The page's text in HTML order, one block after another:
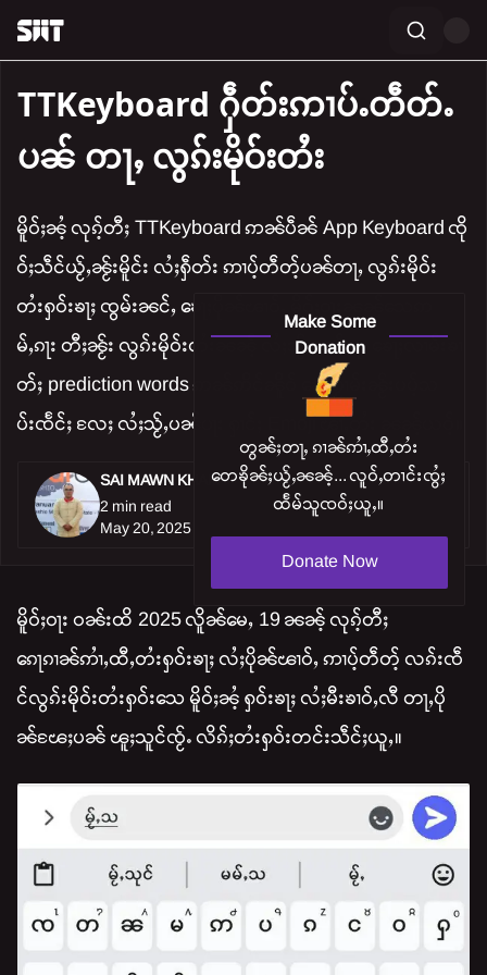
TTKeyboard ႁဵတ်းဢၢပ်ႉတဵတ်ႉ
ပၼ် တႃႇ လွၵ်းမိုဝ်းတႆး
မိူဝ်ႈၼႆႉ လုၵ်ႉတီႈ TTKeyboard ဢၼ်ပဵၼ် App Keyboard ၸို
ဝ်ႈသဵင်ယႂ်ႇၼႂ်းမိူင်း လႆႈႁဵတ်း ဢၢပ်ႉတဵတ်ႉပၼ်တႃႇ လွၵ်းမိုဝ်း
တႆးႁဝ်းၶႃႈ ၸွမ်းၼင်ႇ ၶေႃႈပိုၼ်ၽၢဝ်ႇ မိူဝ်ႈဝႃးၼၼ်ႉသေဢ
မ်ႇၵႃး တီႈၼႂ်း လွၵ်းမိုဝ်းတႆးၼၼ်ႉ လႆႈသႂ်ႇပၼ်ပႃး ၶေႃႈလၢမ်းၶၢ
တ်ႈ prediction words ဢၼ်ဢိင်ၼိူဝ် ၶေႃႈၵႂၢမ်းၼႂ်းပပ်ႉသ
ပ်းၸႅင်ႈ လႄႈ လႆႈသႂ်ႇပၼ်ပႃး ႁၢင်ႈ Emoji ၽၢႆႇတႆး ၼၼ်ႉယဝ်ႉ။
SAI MAWN KHAM
2 min read
May 20, 2025
မိူဝ်ႈဝႃး ဝၼ်းထိ 2025 လိူၼ်မေႇ 19 ၼၼ်ႉ လုၵ်ႉတီႈ
ၵေႃၵၢၼ်ဢၢႆႇထီႇတႆးႁဝ်းၶႃႈ လႆႈပိုၼ်ၽၢဝ်ႇ ဢၢပ်ႉတဵတ်ႉ လၵ်းၸဵ
င်လွၵ်းမိုဝ်းတႆးႁဝ်းသေ မိူဝ်ႈၼႆႉ ႁဝ်းၶႃႈ လႆႈမီးၶၢဝ်ႇလီ တႃႇပို
ၼ်ၽႄႈပၼ် ၽူႈသူင်ၸႂ်ႉ လိၵ်ႈတႆးႁဝ်းတင်းသဵင်ႈယူႇ။
Make Some
Donation
တွၼ်ႈတႃႇ ၵၢၼ်ဢၢႆႇထီႇတႆး
တေၶိုၼ်ႈယႂ်ႇၼၼ်ႉ... လူဝ်ႇတၢင်းၸွႆႈ
ထႅမ်သူၸဝ်ႈယူႇ။
Donate Now